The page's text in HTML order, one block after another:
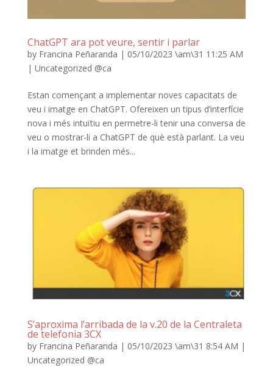
ChatGPT ara pot veure, sentir i parlar
by Francina Peñaranda | 05/10/2023 \am\31 11:25 AM
| Uncategorized @ca
Estan començant a implementar noves capacitats de
veu i imatge en ChatGPT. Ofereixen un tipus d’interfície
nova i més intuïtiu en permetre-li tenir una conversa de
veu o mostrar-li a ChatGPT de què està parlant. La veu
i la imatge et brinden més...
S’aproxima l’arribada de la v.20 de la Centraleta
de telefonia 3CX
by Francina Peñaranda | 05/10/2023 \am\31 8:54 AM |
Uncategorized @ca